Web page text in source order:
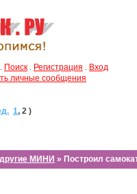
. Поиск . Регистрация . Вход
личные сообщения
1, 2 )
МИНИ » Построил